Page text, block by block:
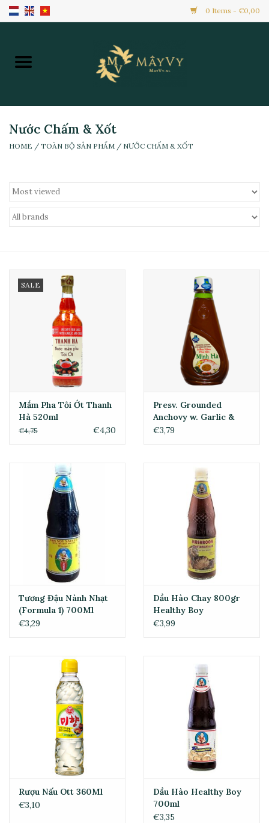
0 Items - €0,00
Home
Hàng Mới
Toàn Bộ Sản Phẩm
Nước Chấm & Xốt
HOME / TOÀN BỘ SẢN PHẨM / NƯỚC CHẤM & XỐT
SALE
Mắm Pha Tỏi Ớt Thanh
Hà 520ml
€4,75 €4,30
Presv. Grounded
Anchovy w. Garlic &
Chili 250ml
€3,79
Tương Đậu Nành Nhạt
(Formula 1) 700Ml
€3,29
Dầu Hào Chay 800gr
Healthy Boy
€3,99
Rượu Nấu Ott 360Ml
€3,10
Dầu Hào Healthy Boy
700ml
€3,35